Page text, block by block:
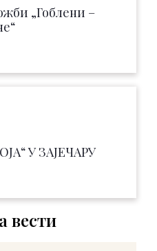
„Гоблени –
У ЗАЈЕЧАРУ
вести